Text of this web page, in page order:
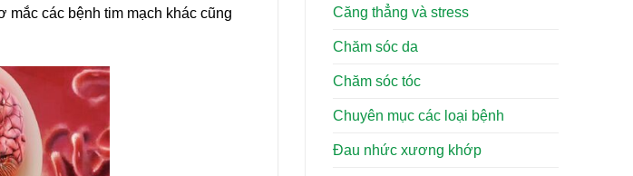
các bệnh tim mạch khác cũng
Căng thẳng và stress
Chăm sóc da
Chăm sóc tóc
Chuyên mục các loại bệnh
Đau nhức xương khớp